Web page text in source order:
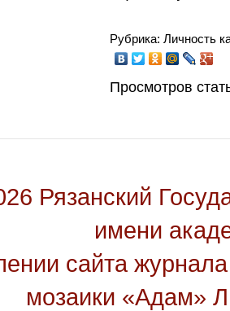
Рубрика: Личность
Просмотров
Рязанский
имени
сайта
мозаики «Адам»